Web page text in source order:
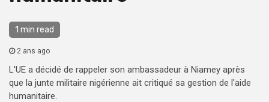
1 min read
2 ans ago
L'UE a décidé de rappeler son ambassadeur à Niamey après
que la junte militaire nigérienne ait critiqué sa gestion de l'aide
humanitaire.